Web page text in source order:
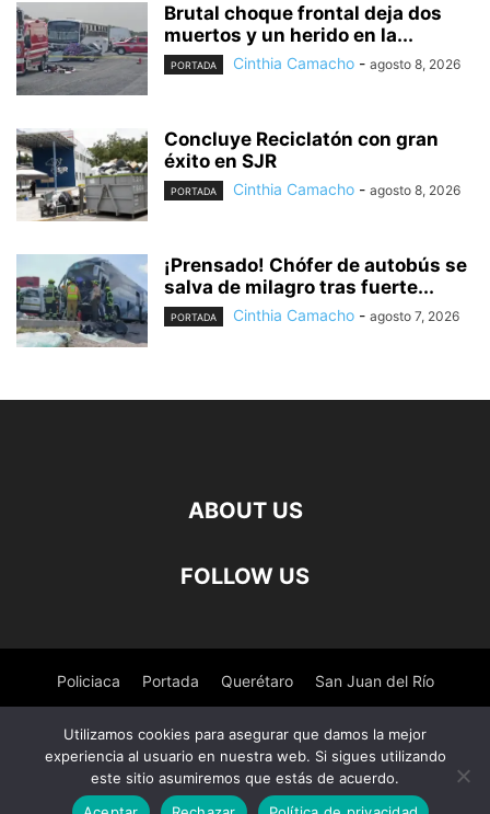
Brutal choque frontal deja dos
muertos y un herido en la...
PORTADA Cinthia Camacho - agosto 8, 2026
Concluye Reciclatón con gran
éxito en SJR
PORTADA Cinthia Camacho - agosto 8, 2026
¡Prensado! Chófer de autobús se
salva de milagro tras fuerte...
PORTADA Cinthia Camacho - agosto 7, 2026
ABOUT US
FOLLOW US
Policiaca Portada Querétaro San Juan del Río
Nacional Salud
Utilizamos cookies para asegurar que damos la mejor
experiencia al usuario en nuestra web. Si sigues utilizando
este sitio asumiremos que estás de acuerdo.